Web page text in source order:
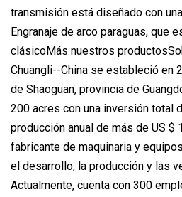
transmisión está diseñado con
Engranaje de arco paraguas, que
clásicoMás nuestros
Chuangli--China se estableció en
de Shaoguan, provincia de
200 acres con una inversión total
producción anual de más de US $
fabricante de maquinaria y
el desarrollo, la producción y las
Actualmente, cuenta con 300